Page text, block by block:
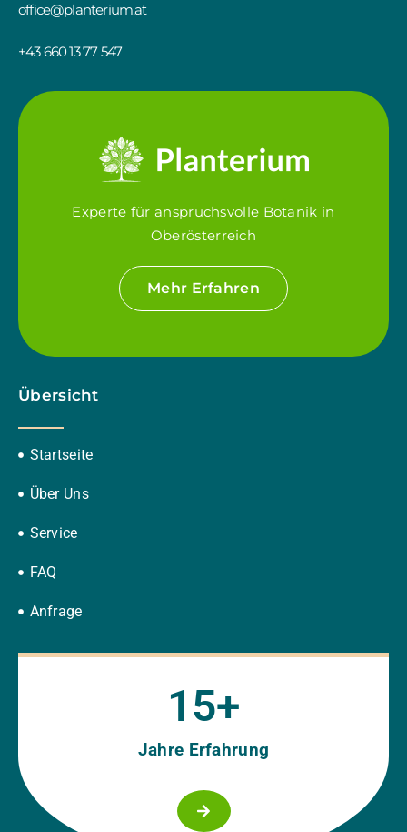
office@planterium.at
+43 660 13 77 547
Experte für anspruchsvolle Botanik in
Oberösterreich
Mehr Erfahren
Übersicht
Startseite
Über Uns
Service
FAQ
Anfrage
Jahre Erfahrung
15+